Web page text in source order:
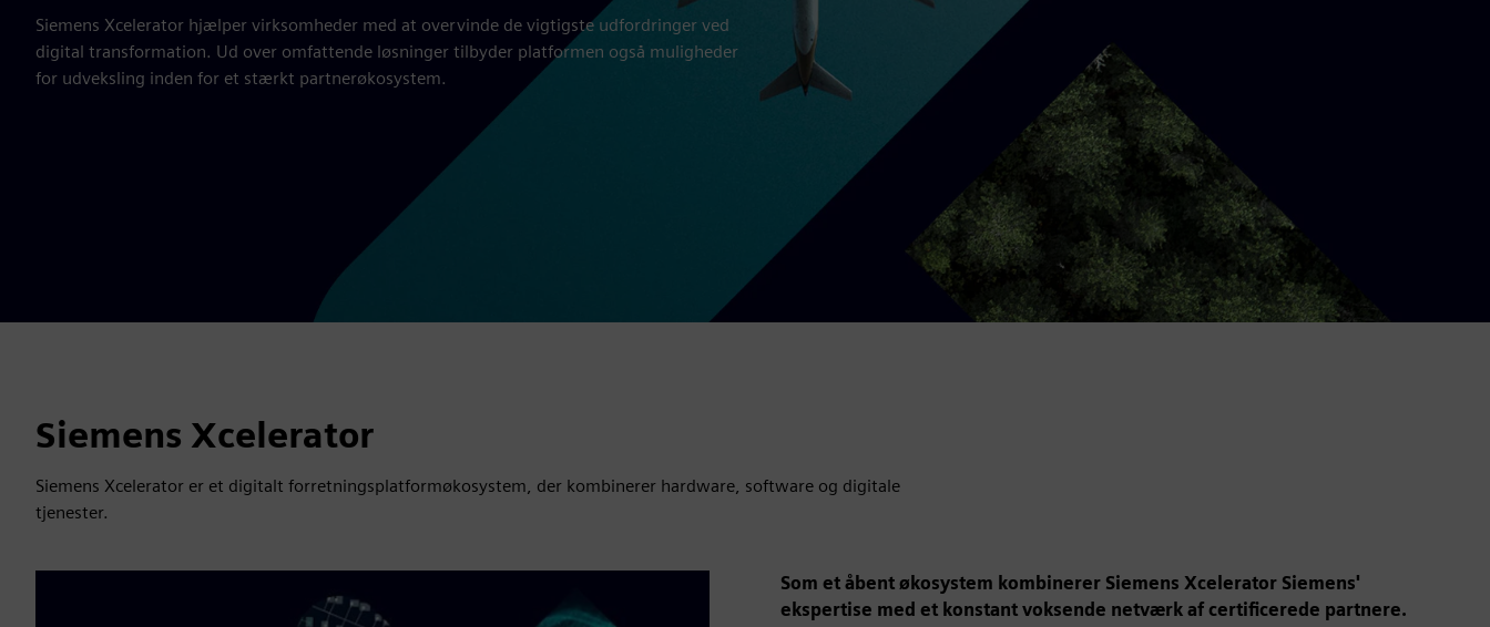
Siemens Xcelerator hjælper virksomheder med at overvinde de vigtigste udfordringer ved
digital transformation. Ud over omfattende løsninger tilbyder platformen også muligheder
for udveksling inden for et stærkt partnerøkosystem.
Siemens Xcelerator
Siemens Xcelerator er et digitalt forretningsplatformøkosystem, der kombinerer hardware, software og digitale
tjenester.
Som et åbent økosystem kombinerer Siemens Xcelerator Siemens'
ekspertise med et konstant voksende netværk af certificerede partnere.